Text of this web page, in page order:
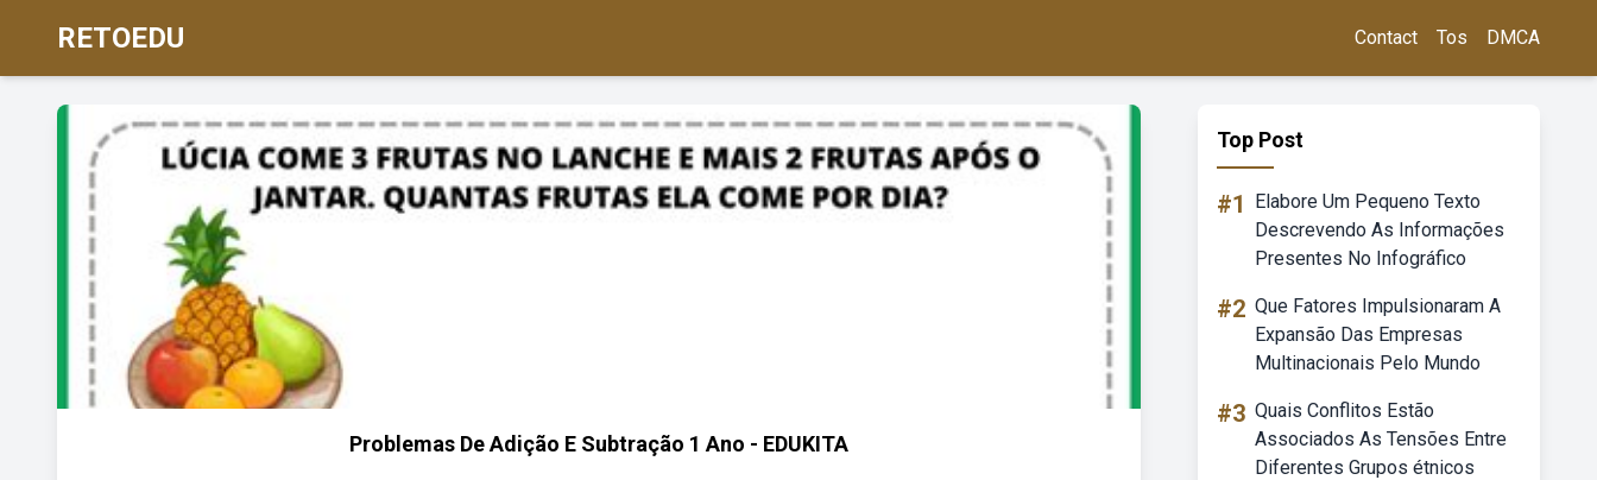
RETOEDU Contact Tos DMCA
Problemas De Adição E Subtração 1 Ano - EDUKITA
Top Post
#1
Elabore Um Pequeno Texto
Descrevendo As Informações
Presentes No Infográfico
#2 Que Fatores Impulsionaram A
Expansão Das Empresas
Multinacionais Pelo Mundo
#3 Quais Conflitos Estão
Associados As Tensões Entre
Diferentes Grupos étnicos